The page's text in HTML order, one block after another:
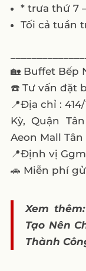
* trưa thứ 7 –
Tối cả tuần
🏡 Buffet Bếp
☎️ Tư vấn đặt
📍Địa chỉ :
Kỳ, Quận
Aeon Mall Tân
📍Định vị
🚗 Miễn phí
Xem thêm:
Tạo Nên
Thành